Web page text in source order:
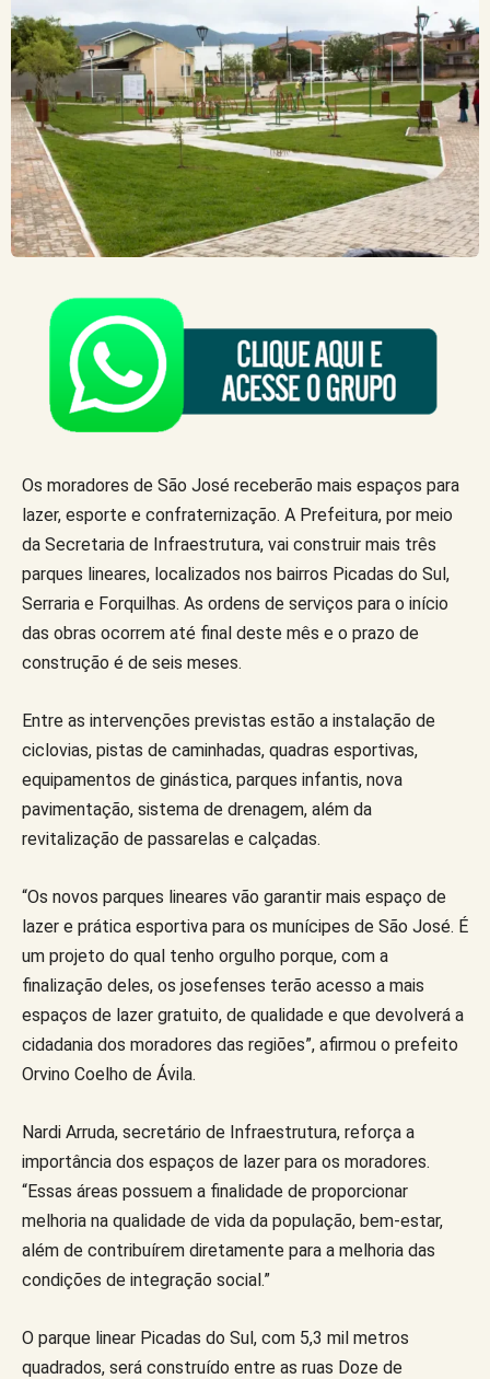
Os moradores de São José receberão mais espaços para
lazer, esporte e confraternização. A Prefeitura, por meio
da Secretaria de Infraestrutura, vai construir mais três
parques lineares, localizados nos bairros Picadas do Sul,
Serraria e Forquilhas. As ordens de serviços para o início
das obras ocorrem até final deste mês e o prazo de
construção é de seis meses.
Entre as intervenções previstas estão a instalação de
ciclovias, pistas de caminhadas, quadras esportivas,
equipamentos de ginástica, parques infantis, nova
pavimentação, sistema de drenagem, além da
revitalização de passarelas e calçadas.
“Os novos parques lineares vão garantir mais espaço de
lazer e prática esportiva para os munícipes de São José. É
um projeto do qual tenho orgulho porque, com a
finalização deles, os josefenses terão acesso a mais
espaços de lazer gratuito, de qualidade e que devolverá a
cidadania dos moradores das regiões”, afirmou o prefeito
Orvino Coelho de Ávila.
Nardi Arruda, secretário de Infraestrutura, reforça a
importância dos espaços de lazer para os moradores.
“Essas áreas possuem a finalidade de proporcionar
melhoria na qualidade de vida da população, bem-estar,
além de contribuírem diretamente para a melhoria das
condições de integração social.”
O parque linear Picadas do Sul, com 5,3 mil metros
quadrados, será construído entre as ruas Doze de